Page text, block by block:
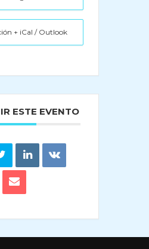
+ iCal / Outlook
ESTE EVENTO